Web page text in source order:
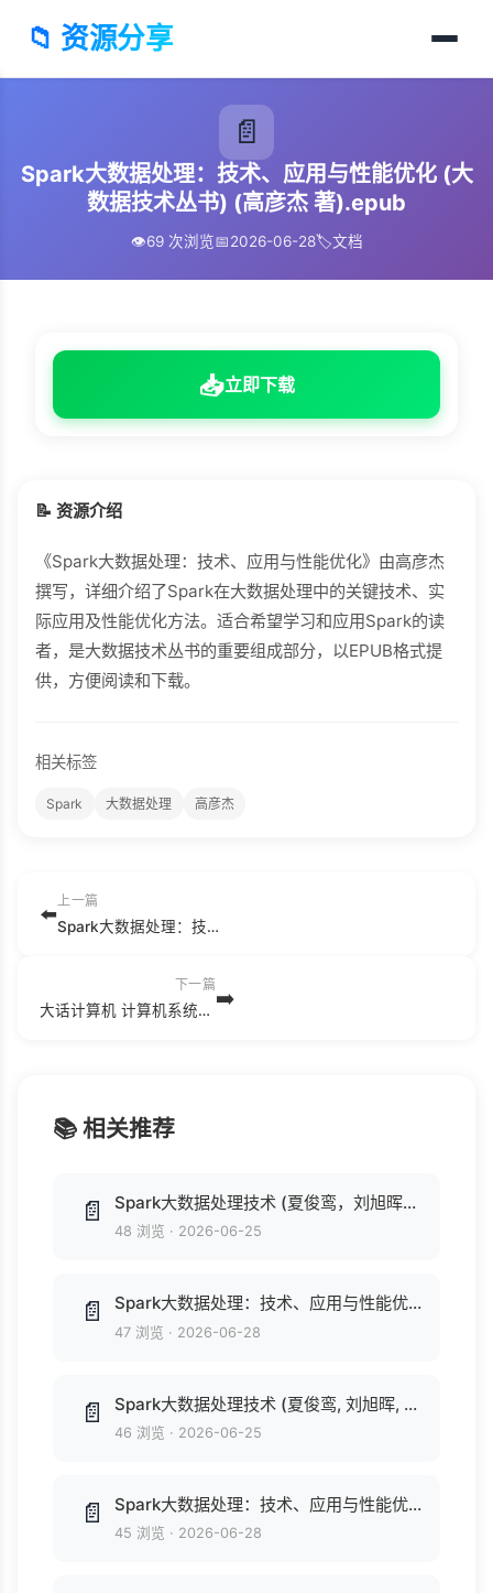
📁 资源分享
📄
Spark大数据处理：技术、应用与性能优化 (大
数据技术丛书) (高彦杰 著).epub
👁️69 次浏览📅2026-06-28🏷️文档
📥立即下载
📝 资源介绍
《Spark大数据处理：技术、应用与性能优化》由高彦杰
撰写，详细介绍了Spark在大数据处理中的关键技术、实
际应用及性能优化方法。适合希望学习和应用Spark的读
者，是大数据技术丛书的重要组成部分，以EPUB格式提
供，方便阅读和下载。
相关标签
Spark 大数据处理 高彦杰
⬅️
上一篇
Spark大数据处理：技术、应用与性能优化 (大数据技术丛书) (高彦杰 著).mobi
下一篇
大话计算机 计算机系统底层架构原理极限剖析 卷1 (张冬).pdf ➡️
📚 相关推荐
📄 Spark大数据处理技术 (夏俊鸾，刘旭晖，邵赛赛，程浩，史鸣飞，黄洁著, 夏俊鸾, author).pdf
48 浏览 · 2026-06-25
📄 Spark大数据处理：技术、应用与性能优化 (大数据技术丛书) (高彦杰 著 [著, 高彦杰]).pdf
47 浏览 · 2026-06-28
📄 Spark大数据处理技术 (夏俊鸾, 刘旭晖, 邵赛赛, 程浩, 史鸣飞, 黄洁, ePUBw.COM).azw3
46 浏览 · 2026-06-25
📄 Spark大数据处理：技术、应用与性能优化 (大数据技术丛书) (高彦杰 著).epub
45 浏览 · 2026-06-28